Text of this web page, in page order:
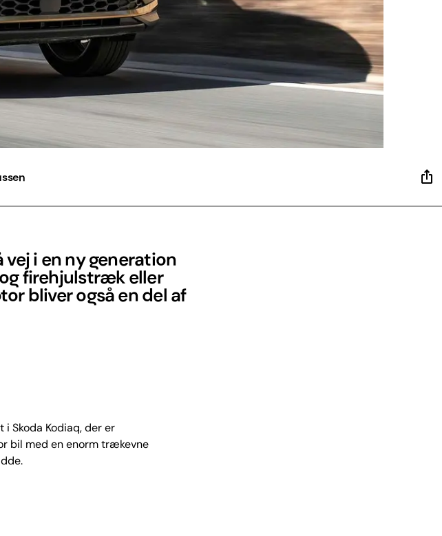
vej i en ny generation
firehjulstræk eller
bliver også en del af
Skoda Kodiaq, der er
bil med en enorm trækevne